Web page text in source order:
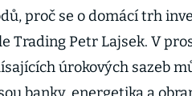
proč se o domácí trh
Trading Petr Lajsek. V
úrokových sazeb